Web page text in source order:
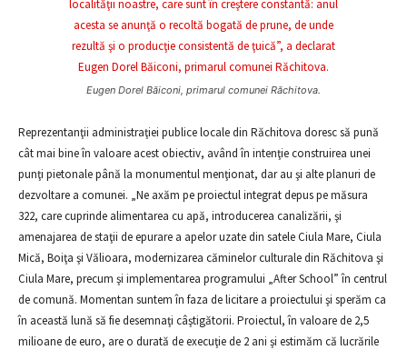
Eugen Dorel Băiconi, primarul comunei Răchitova.
Reprezentanţii administraţiei publice locale din Răchitova doresc să pună
cât mai bine în valoare acest obiectiv, având în intenţie construirea unei
punţi pietonale până la monumentul menţionat, dar au şi alte planuri de
dezvoltare a comunei. „Ne axăm pe proiectul integrat depus pe măsura
322, care cuprinde alimentarea cu apă, introducerea canalizării, şi
amenajarea de staţii de epurare a apelor uzate din satele Ciula Mare, Ciula
Mică, Boiţa şi Vălioara, modernizarea căminelor culturale din Răchitova şi
Ciula Mare, precum şi implementarea programului „After School” în centrul
de comună. Momentan suntem în faza de licitare a proiectului şi sperăm ca
în această lună să fie desemnaţi câştigătorii. Proiectul, în valoare de 2,5
milioane de euro, are o durată de execuţie de 2 ani şi estimăm că lucrările